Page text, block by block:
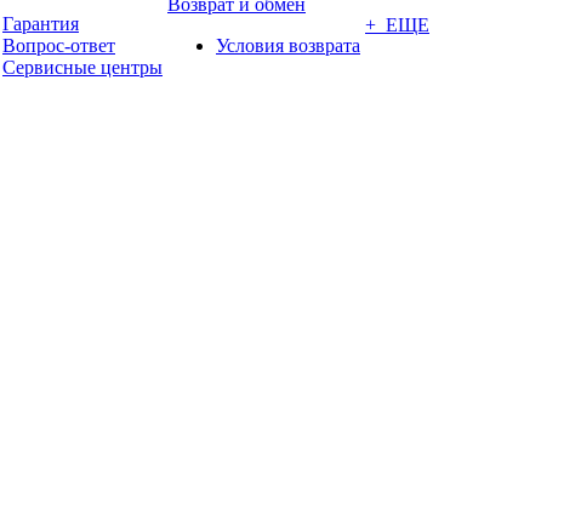
Гарантия
Вопрос-ответ
Сервисные центры
Возврат и обмен
Условия возврата
+ ЕЩЕ